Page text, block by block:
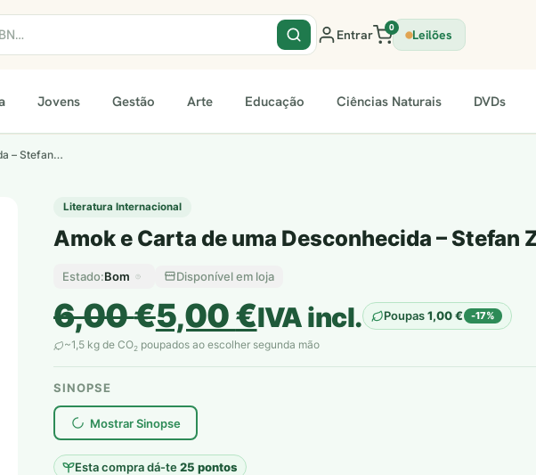
Entrar 0 Leilões
Jovens Gestão Arte Educação Ciências Naturais DVDs
– Stefan…
Literatura Internacional
Amok e Carta de uma Desconhecida – Stefan
Estado:Bom Disponível em loja
6,00€
O
preço
original
era:
6,00 €.
5,00€
O
preço
atual
é:
5,00 €.
IVA incl. Poupas1,00€ -17%
~1,5 kg de CO2 poupados ao escolher segunda mão
SINOPSE
Mostrar Sinopse
Esta compra dá-te25 pontos
plantar árvores reais